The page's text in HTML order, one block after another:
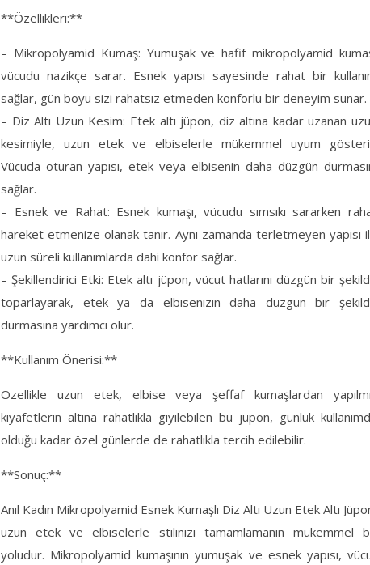
**Özellikleri:**
– Mikropolyamid Kumaş: Yumuşak ve hafif mikropolyamid
vücudu nazikçe sarar. Esnek yapısı sayesinde rahat bir
sağlar, gün boyu sizi rahatsız etmeden konforlu bir deneyim sunar.
– Diz Altı Uzun Kesim: Etek altı jüpon, diz altına kadar uzanan
kesimiyle, uzun etek ve elbiselerle mükemmel uyum
Vücuda oturan yapısı, etek veya elbisenin daha düzgün
sağlar.
– Esnek ve Rahat: Esnek kumaşı, vücudu sımsıkı sararken
hareket etmenize olanak tanır. Aynı zamanda terletmeyen yapısı
uzun süreli kullanımlarda dahi konfor sağlar.
– Şekillendirici Etki: Etek altı jüpon, vücut hatlarını düzgün bir
toparlayarak, etek ya da elbisenizin daha düzgün bir
durmasına yardımcı olur.
**Kullanım Önerisi:**
Özellikle uzun etek, elbise veya şeffaf kumaşlardan
kıyafetlerin altına rahatlıkla giyilebilen bu jüpon, günlük
olduğu kadar özel günlerde de rahatlıkla tercih edilebilir.
**Sonuç:**
Anıl Kadın Mikropolyamid Esnek Kumaşlı Diz Altı Uzun Etek Altı
uzun etek ve elbiselerle stilinizi tamamlamanın mükemmel
yoludur. Mikropolyamid kumaşının yumuşak ve esnek yapısı,